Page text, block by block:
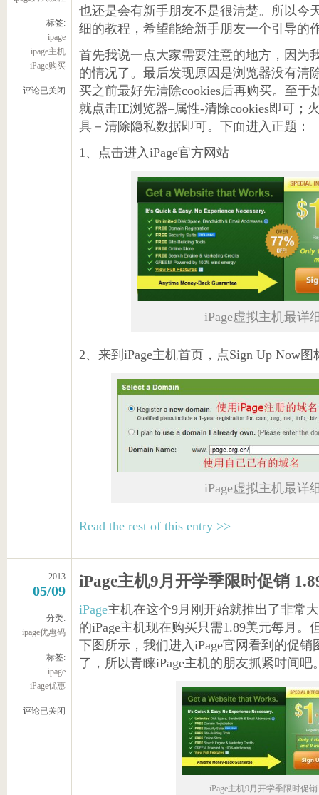
标签:
ipage
ipage主机
iPage购买
评论已关闭
也还是会有新手朋友不是很清楚。所以今
细的教程，希望能给新手朋友一个引导的
首先我说一点大家需要注意的地方，因为
的情况了。最后发现原因是浏览器没有清
买之前最好先清除cookies后再购买。至于
就点击IE浏览器–属性-清除cookies即可；
具－清除隐私数据即可。下面进入正题：
1、点击进入iPage官方网站
iPage虚拟主机最详
2、来到iPage主机首页，点Sign Up Now图
iPage虚拟主机最详
Read the rest of this entry >>
2013
05/09
分类:
ipage优惠码
标签:
ipage
iPage优惠
评论已关闭
iPage主机9月开学季限时促销
iPage主机在这个9月刚开始就推出了非常
的iPage主机现在购买只需1.89美元每月
下图所示，我们进入iPage官网看到的促
了，所以青睐iPage主机的朋友抓紧时间吧
iPage主机9月开学季限时促